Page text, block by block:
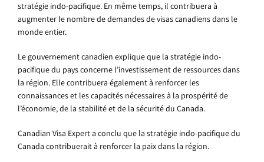
stratégie indo-pacifique. En même temps, il contribuera à
augmenter le nombre de demandes de visas canadiens dans le
monde entier.
Le gouvernement canadien explique que la stratégie indo-
pacifique du pays concerne l’investissement de ressources dans
la région. Elle contribuera également à renforcer les
connaissances et les capacités nécessaires à la prospérité de
l’économie, de la stabilité et de la sécurité du Canada.
Canadian Visa Expert a conclu que la stratégie indo-pacifique du
Canada contribuerait à renforcer la paix dans la région.